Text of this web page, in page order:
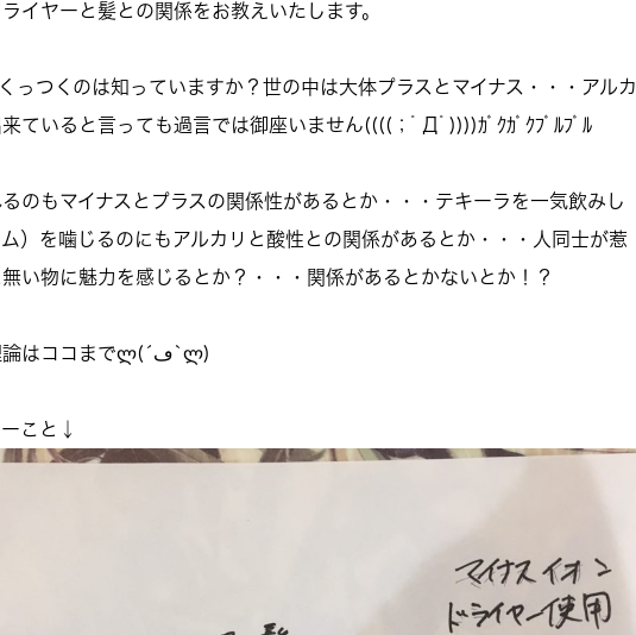
イヤーと髪との関係をお教えいたします。
っつくのは知っていますか？世の中は大体プラスとマイナス・・・アルカ
ていると言っても過言では御座いません((((；ﾟДﾟ))))ｶﾞｸｶﾞｸﾌﾞﾙﾌﾞﾙ
のもマイナスとプラスの関係性があるとか・・・テキーラを一気飲みし
）を噛じるのにもアルカリと酸性との関係があるとか・・・人同士が惹
い物に魅力を感じるとか？・・・関係があるとかないとか！？
中途半端な勉強の理論はココまでლ(´ڡ`ლ)
こと↓